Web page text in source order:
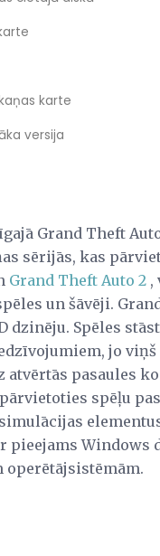
karte
versija
Grand Theft
sērijās, kas
Grand Theft Auto 2 ,
un šāvēji.
Spēles
jo ​​viņš
atvērtās pasaules
spēļu
Windows
operētājsistēmām.